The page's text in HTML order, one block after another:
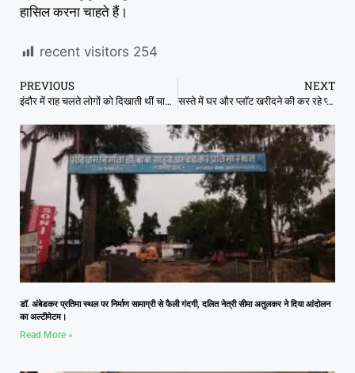
हासिल करना चाहते हैं।
recent visitors 254
PREVIOUS
इंदौर में राह चलते लोगों को दिखाती थीं चाकू, दो ‘लेडी डॉन’ गिरफ्तार
NEXT
सस्ते में घर और प्लॉट खरीदने की कर रहे प्लानिंग, तो है बेहतर मौका, SBI के ई-नीलामी में लें हिस्सा
डॉ. अंबेडकर प्रतिमा स्थल पर निर्माण सामाग्री से फैली गंदगी, दलित नेत्री सीमा अतुलकर ने दिया आंदोलन
का अल्टीमेटम।
Read More »